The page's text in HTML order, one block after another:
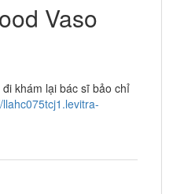
Vaso
khám lại bác sĩ bảo chỉ
llahc075tcj1.levitra-